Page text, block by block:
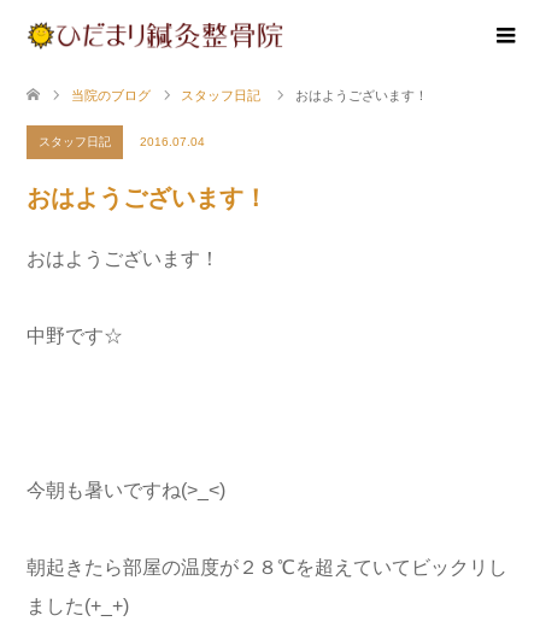
当院のブログ スタッフ日記 おはようございます！
スタッフ日記 2016.07.04
おはようございます！
おはようございます！
中野です☆
今朝も暑いですね(>_<)
朝起きたら部屋の温度が２８℃を超えていてビックリし
ました(+_+)